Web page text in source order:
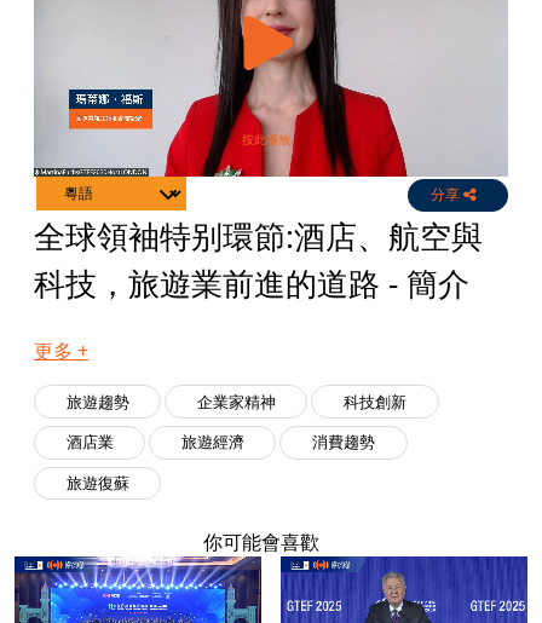
Channels 分享
全球領袖特别環節:酒店、航空與
科技，旅遊業前進的道路 - 簡介
更多 +
旅遊趨勢 企業家精神
科技創新
酒店業
旅遊經濟
消費趨勢
旅遊復蘇
你可能會喜歡